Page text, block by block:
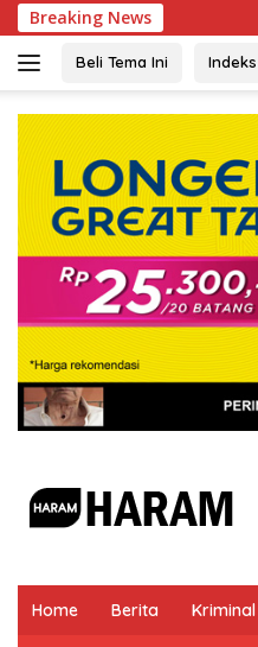
Breaking News
Beli Tema Ini Indeks
Home Berita Kriminal